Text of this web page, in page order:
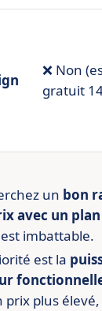
❌ Non
gratuit
un bon
avec un
imbattable.
est la
prix plus